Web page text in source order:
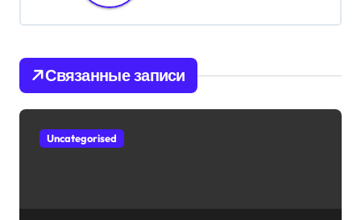
ц
и
я
п
Связанные записи
Uncategorised